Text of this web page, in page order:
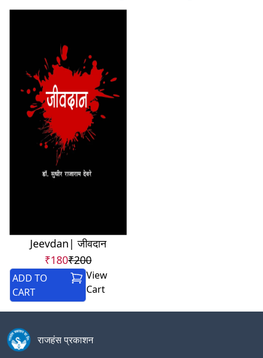
Jeevdan| जीवदान
₹180₹200
ADD TO
CART
View
Cart
राजहंस प्रकाशन